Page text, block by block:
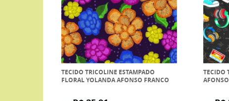
TECIDO TRICOLINE ESTAMPADO
FLORAL YOLANDA AFONSO FRANCO
TECIDO